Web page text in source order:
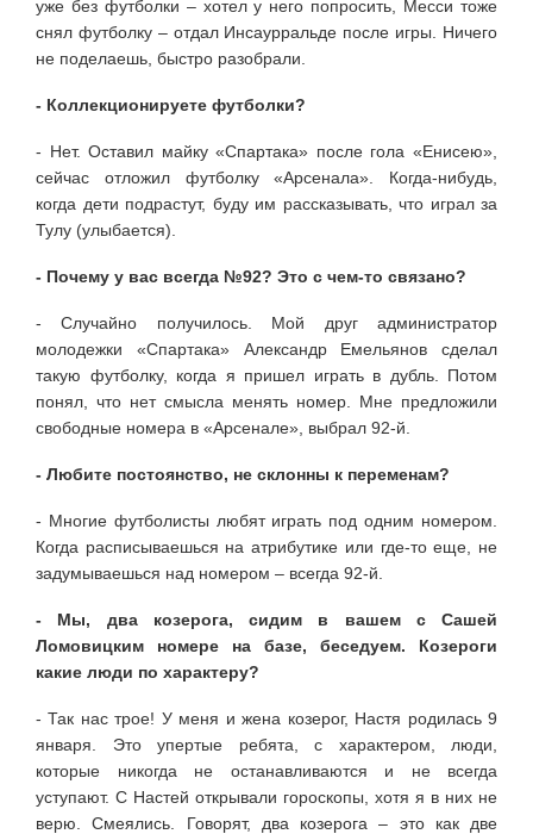
уже без футболки – хотел у него попросить, Месси тоже
снял футболку – отдал Инсаурральде после игры. Ничего
не поделаешь, быстро разобрали.
- Коллекционируете футболки?
- Нет. Оставил майку «Спартака» после гола «Енисею»,
сейчас отложил футболку «Арсенала». Когда-нибудь,
когда дети подрастут, буду им рассказывать, что играл за
Тулу (улыбается).
- Почему у вас всегда №92? Это с чем-то связано?
- Случайно получилось. Мой друг администратор
молодежки «Спартака» Александр Емельянов сделал
такую футболку, когда я пришел играть в дубль. Потом
понял, что нет смысла менять номер. Мне предложили
свободные номера в «Арсенале», выбрал 92-й.
- Любите постоянство, не склонны к переменам?
- Многие футболисты любят играть под одним номером.
Когда расписываешься на атрибутике или где-то еще, не
задумываешься над номером – всегда 92-й.
- Мы, два козерога, сидим в вашем с Сашей
Ломовицким номере на базе, беседуем. Козероги
какие люди по характеру?
- Так нас трое! У меня и жена козерог, Настя родилась 9
января. Это упертые ребята, с характером, люди,
которые никогда не останавливаются и не всегда
уступают. С Настей открывали гороскопы, хотя я в них не
верю. Смеялись. Говорят, два козерога – это как две